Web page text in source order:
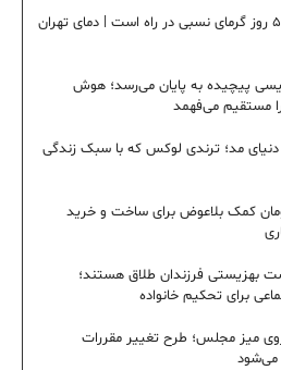
هشدار هواشناسی؛ ۴۰ تا ۵۰ روز گرمای نسبی در راه است | دمای تهران
پیچیده به پایان می‌رسد؛ هوش
مستقیم می‌فهمد
مد؛ ترندی لوکس که با سبک زندگی
تومان کمک بلاعوض برای ساخت و خرید
بهزیستی فرزندان طلاق هستند؛
برای تحکیم خانواده
روی میز مجلس؛ طرح تغییر مقررات
می‌شود